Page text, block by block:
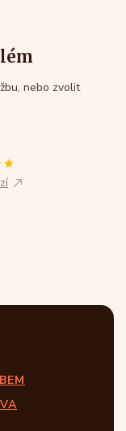
nebo zvolit